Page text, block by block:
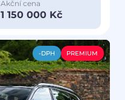
Akční cena
1 150 000 Kč
-DPH PREMIUM